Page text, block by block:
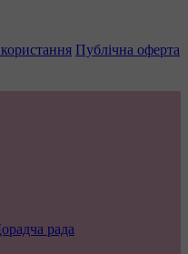
Публічна оферта
рада